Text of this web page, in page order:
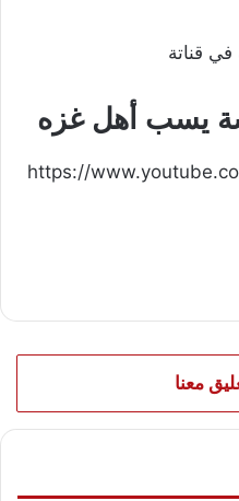
في قناتة
يسب أهل غزه
https://
معنا